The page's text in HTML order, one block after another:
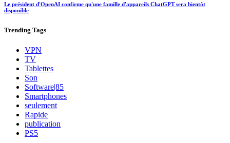
Le président d'OpenAI confirme qu'une famille d'appareils ChatGPT sera bientôt
disponible
Trending Tags
VPN
TV
Tablettes
Son
Software|85
Smartphones
seulement
Rapide
publication
PS5